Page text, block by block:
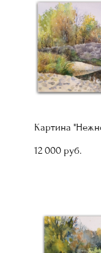
Картина
12 000 pуб.